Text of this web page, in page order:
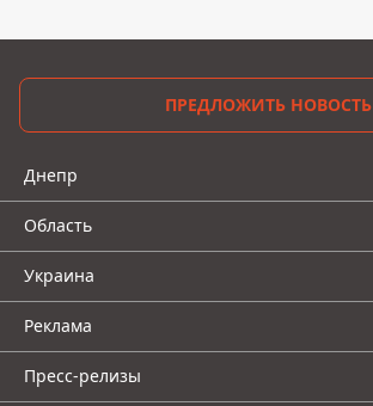
ПРЕДЛОЖИТЬ НОВОСТЬ
Днепр
Область
Украина
Реклама
Пресс-релизы